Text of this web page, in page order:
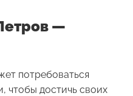
—
потребоваться
чтобы достичь своих